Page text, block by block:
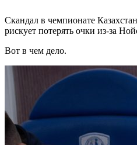
Скандал в чемпионате
рискует потерять очки из-за
Вот в чем дело.